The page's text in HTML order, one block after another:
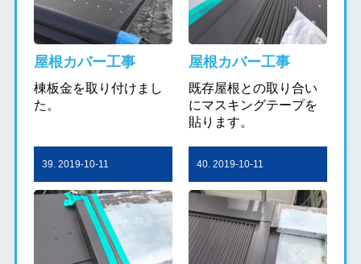
屋根カバー工事
棟板金を取り付けまし
た。
屋根カバー工事
既存屋根との取り合い
にマスキングテープを
貼ります。
39. 2019-10-11 40. 2019-10-11